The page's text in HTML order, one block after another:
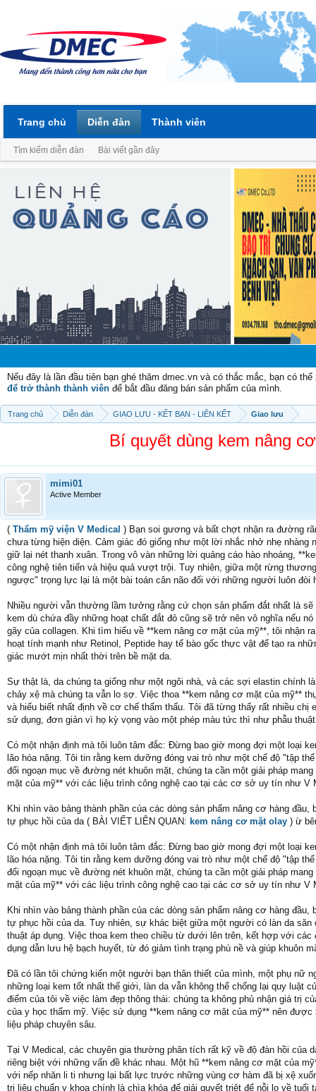
Nếu đây là lần đầu tiên bạn ghé thăm dmec.vn và có thắc mắc, bạn có
để trở thành thành viên để bắt đầu đăng bán sản phẩm của mình.
Trang chủ Diễn đàn GIAO LƯU - KẾT BẠN - LIÊN KẾT Giao lưu
Bí quyết dùng kem nâng
mimi01
Active Member
( Thẩm mỹ viện V Medical ) Bạn soi gương và bất chợt nhận ra đường
chưa từng hiện diện. Cảm giác đó giống như một lời nhắc nhở nhẹ
giữ lại nét thanh xuân. Trong vô vàn những lời quảng cáo hào nhoáng,
công nghệ tiên tiến và hiệu quả vượt trội. Tuy nhiên, giữa một rừng
ngược" trọng lực lại là một bài toán cân não đối với những người luôn
Nhiều người vẫn thường lầm tưởng rằng cứ chọn sản phẩm đắt nhất là
kem dù chứa đầy những hoạt chất đắt đỏ cũng sẽ trở nên vô nghĩa nếu
gãy của collagen. Khi tìm hiểu về **kem nâng cơ mặt của mỹ**, tôi nhận
hoạt tính mạnh như Retinol, Peptide hay tế bào gốc thực vật để tạo ra
giác mướt mịn nhất thời trên bề mặt da.
Sự thật là, da chúng ta giống như một ngôi nhà, và các sợi elastin chính
chảy xệ mà chúng ta vẫn lo sợ. Việc thoa **kem nâng cơ mặt của mỹ**
và hiểu biết nhất định về cơ chế thẩm thấu. Tôi đã từng thấy rất nhiều chị
sử dụng, đơn giản vì họ kỳ vọng vào một phép màu tức thì như phẫu
Có một nhận định mà tôi luôn tâm đắc: Đừng bao giờ mong đợi một loại
lão hóa nặng. Tôi tin rằng kem dưỡng đóng vai trò như một chế độ "tập
đổi ngoạn mục về đường nét khuôn mặt, chúng ta cần một giải pháp
mặt của mỹ** với các liệu trình công nghệ cao tại các cơ sở uy tín như
Khi nhìn vào bảng thành phần của các dòng sản phẩm nâng cơ hàng
tự phục hồi của da ( BÀI VIẾT LIÊN QUAN: kem nâng cơ mặt olay ) ừ
Có một nhận định mà tôi luôn tâm đắc: Đừng bao giờ mong đợi một loại
lão hóa nặng. Tôi tin rằng kem dưỡng đóng vai trò như một chế độ "tập
đổi ngoạn mục về đường nét khuôn mặt, chúng ta cần một giải pháp
mặt của mỹ** với các liệu trình công nghệ cao tại các cơ sở uy tín như
Khi nhìn vào bảng thành phần của các dòng sản phẩm nâng cơ hàng
tự phục hồi của da. Tuy nhiên, sự khác biệt giữa một người có làn da
thuật áp dụng. Việc thoa kem theo chiều từ dưới lên trên, kết hợp với
dụng dẫn lưu hệ bạch huyết, từ đó giảm tình trạng phù nề và giúp khuôn
Đã có lần tôi chứng kiến một người bạn thân thiết của mình, một phụ nữ
những loại kem tốt nhất thế giới, làn da vẫn không thể chống lại quy luật
điểm của tôi về việc làm đẹp thông thái: chúng ta không phủ nhận giá trị
của y học thẩm mỹ. Việc sử dụng **kem nâng cơ mặt của mỹ** nên
liệu pháp chuyên sâu.
Tại V Medical, các chuyên gia thường phân tích rất kỹ về độ đàn hồi
riêng biệt với những vấn đề khác nhau. Một hũ **kem nâng cơ mặt của
với nếp nhăn li ti nhưng lại bất lực trước những vùng cơ hàm đã bị xệ
trị liệu chuẩn y khoa chính là chìa khóa để giải quyết triệt để nỗi lo về
Trang chủ Diễn đàn
Tìm kiếm diễn đàn Bài viết gần đây
Thành viên